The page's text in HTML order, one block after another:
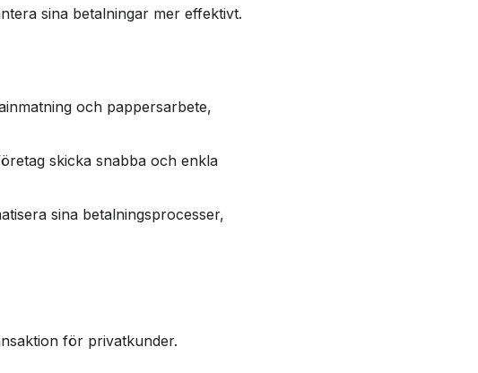
sina betalningar mer effektivt.
och pappersarbete,
skicka snabba och enkla
sina betalningsprocesser,
för privatkunder.